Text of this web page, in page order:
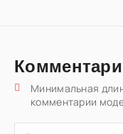
Минимальная
комментарии